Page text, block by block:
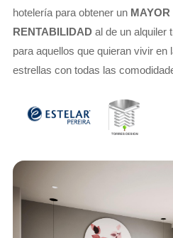
hotelería para obtener un
RENTABILIDAD al de un alquiler
para aquellos que quieran vivir en
estrellas con todas las